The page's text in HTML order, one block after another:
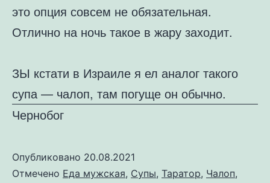
это опция совсем не обязательная.
Отлично на ночь такое в жару заходит.
ЗЫ кстати в Израиле я ел аналог такого
супа — чалоп, там погуще он обычно.
Чернобог
Опубликовано 20.08.2021
Отмечено Еда мужская, Супы, Таратор, Чалоп,